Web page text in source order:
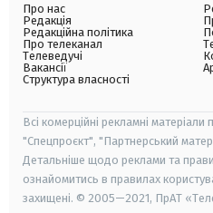
Про нас
Редакція
Редакційна політика
Про телеканал
Телеведучі
Вакансії
Структура власності
Всі комерційні рекламні матеріали
"Спецпроєкт", "Партнерський
Детальніше щодо реклами та
ознайомитись в правилах
захищені. © 2005—2021, ПрАТ